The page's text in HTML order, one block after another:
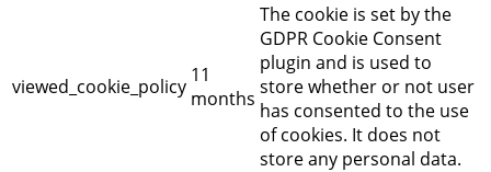
viewed_cookie_policy 11
months
The cookie is set by the
GDPR Cookie Consent
plugin and is used to
store whether or not user
has consented to the use
of cookies. It does not
store any personal data.